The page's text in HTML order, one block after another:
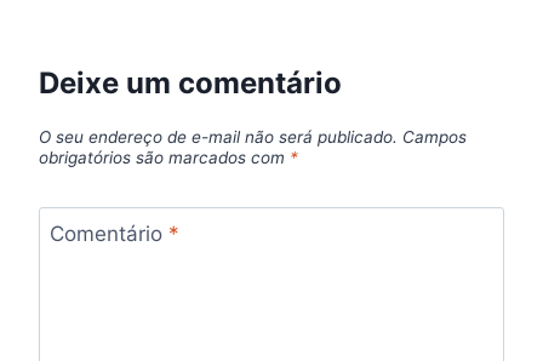
Deixe um comentário
O seu endereço de e-mail não será publicado. Campos
obrigatórios são marcados com *
Comentário *